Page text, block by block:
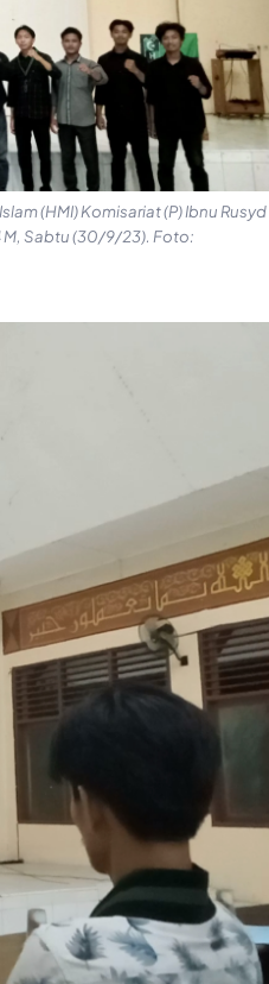
(HMI) Komisariat (P) Ibnu Rusyd
Sabtu (30/9/23). Foto: